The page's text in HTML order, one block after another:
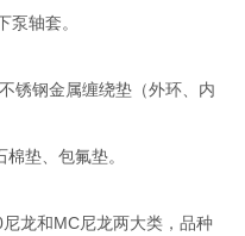
泵轴套。
锈钢金属缠绕垫（外环、内
垫、包氟垫。
龙和MC尼龙两大类，品种